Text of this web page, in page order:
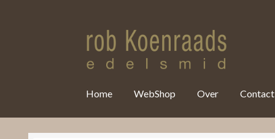
Home WebShop Over Contact